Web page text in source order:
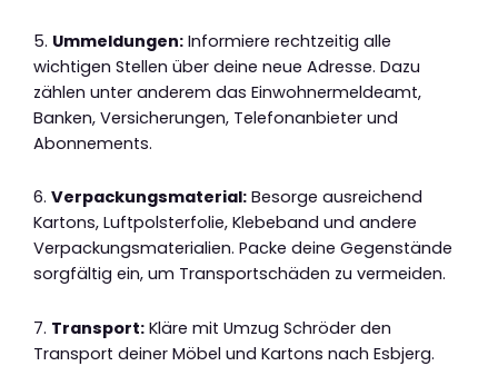
5. Ummeldungen: Informiere rechtzeitig alle
wichtigen Stellen über deine neue Adresse. Dazu
zählen unter anderem das Einwohnermeldeamt,
Banken, Versicherungen, Telefonanbieter und
Abonnements.
6. Verpackungsmaterial: Besorge ausreichend
Kartons, Luftpolsterfolie, Klebeband und andere
Verpackungsmaterialien. Packe deine Gegenstände
sorgfältig ein, um Transportschäden zu vermeiden.
7. Transport: Kläre mit Umzug Schröder den
Transport deiner Möbel und Kartons nach Esbjerg.